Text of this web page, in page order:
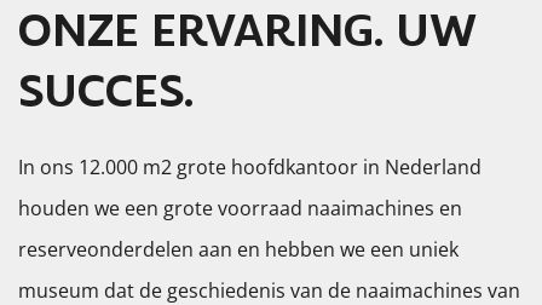
ONZE ERVARING. UW
SUCCES.
In ons 12.000 m2 grote hoofdkantoor in Nederland
houden we een grote voorraad naaimachines en
reserveonderdelen aan en hebben we een uniek
museum dat de geschiedenis van de naaimachines van